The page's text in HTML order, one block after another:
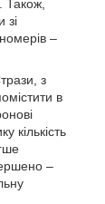
Також,
зі
–
з
в
кількість
–